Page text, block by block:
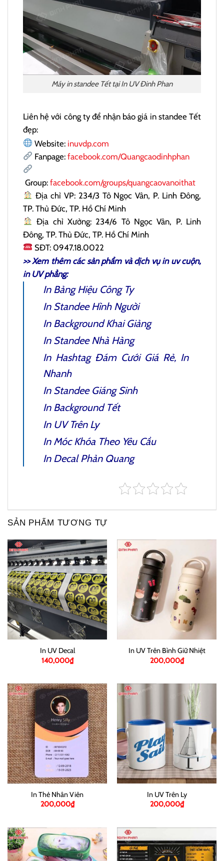
Máy in standee Tết tại In UV Đinh Phan
Liên hệ với công ty để nhận báo giá in standee Tết
đẹp:
Website: inuvdp.com
Fanpage: facebook.com/Quangcaodinhphan
Group: facebook.com/groups/quangcaovanoithat
Địa chỉ VP: 234/3 Tô Ngọc Vân, P. Linh Đông,
TP. Thủ Đức, TP. Hồ Chí Minh
Địa chỉ Xưởng: 234/6 Tô Ngọc Vân, P. Linh
Đông, TP. Thủ Đức, TP. Hồ Chí Minh
SĐT: 0947.18.0022
>> Xem thêm các sản phẩm và dịch vụin uv cuộn,
in UV phẳng:
In Bảng Hiệu Công Ty
In Standee Hình Người
In Background Khai Giảng
In Standee Nhà Hàng
In Hashtag Đám CướiGiá Rẻ, In
Nhanh
In Standee Giáng Sinh
In Background Tết
In UV Trên Ly
In Móc Khóa Theo Yêu Cầu
In Decal Phản Quang
SẢN PHẨM TƯƠNG TỰ
In UV Decal
140,000₫
In UV Trên Bình Giữ Nhiệt
200,000₫
In Thẻ Nhân Viên
200,000₫
In UV Trên Ly
200,000₫